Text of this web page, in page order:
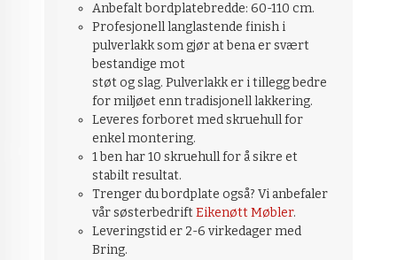
Anbefalt bordplatebredde: 60-110 cm.
Profesjonell langlastende finish i
pulverlakk som gjør at bena er svært
bestandige mot
støt og slag. Pulverlakk er i tillegg bedre
for miljøet enn tradisjonell lakkering.
Leveres forboret med skruehull for
enkel montering.
1 ben har 10 skruehull for å sikre et
stabilt resultat.
Trenger du bordplate også? Vi anbefaler
vår søsterbedriftEikenøtt Møbler.
Leveringstid er 2-6 virkedager med
Bring.